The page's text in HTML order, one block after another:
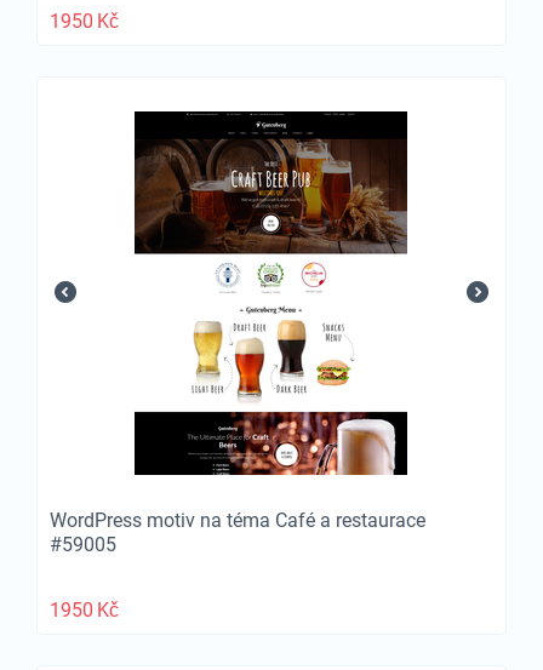
1950 Kč
WordPress motiv na téma Café a restaurace
#59005
1950 Kč